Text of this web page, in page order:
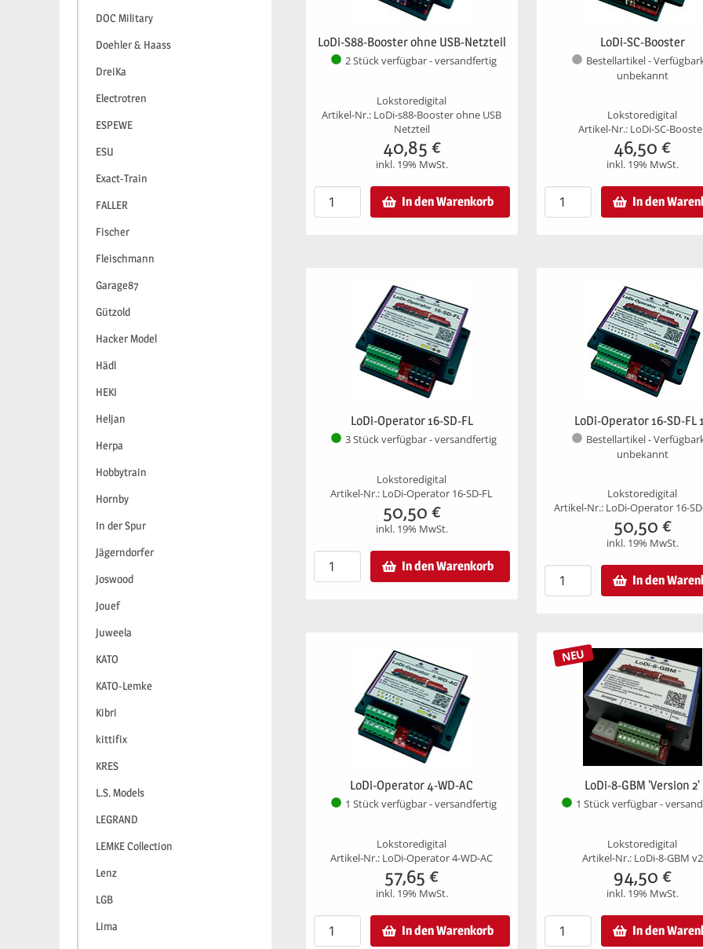
DOC Military
Doehler & Haass
DreiKa
Electrotren
ESPEWE
ESU
Exact-Train
FALLER
Fischer
Fleischmann
Garage87
Gützold
Hacker Model
Hädl
HEKI
Heljan
Herpa
Hobbytrain
Hornby
In der Spur
Jägerndorfer
Joswood
Jouef
Juweela
KATO
KATO-Lemke
Kibri
kittifix
KRES
L.S. Models
LEGRAND
LEMKE Collection
Lenz
LGB
Lima
LoDi-S88-Booster ohne USB-Netzteil
2 Stück verfügbar - versandfertig
Lokstoredigital
Artikel-Nr.: LoDi-s88-Booster ohne USB
Netzteil
40,85 €
inkl. 19% MwSt.
In den Warenkorb
LoDi-SC-Booster
Bestellartikel -
unbekannt
Lokstoredigital
Artikel-Nr.: LoDi-SC-
46,50 €
inkl. 19% MwSt.
In den
LoDi-Operator 16-SD-FL
3 Stück verfügbar - versandfertig
Lokstoredigital
Artikel-Nr.: LoDi-Operator 16-SD-FL
50,50 €
inkl. 19% MwSt.
In den Warenkorb
LoDi-Operator 16-SD-FL
Bestellartikel -
unbekannt
Lokstoredigital
Artikel-Nr.: LoDi-Operator 16-
50,50 €
inkl. 19% MwSt.
In den
LoDi-Operator 4-WD-AC
1 Stück verfügbar - versandfertig
Lokstoredigital
Artikel-Nr.: LoDi-Operator 4-WD-AC
57,65 €
inkl. 19% MwSt.
In den Warenkorb
NEU
LoDi-8-GBM 'Version 2'
1 Stück verfügbar -
Lokstoredigital
Artikel-Nr.: LoDi-8-GBM v2
94,50 €
inkl. 19% MwSt.
In den